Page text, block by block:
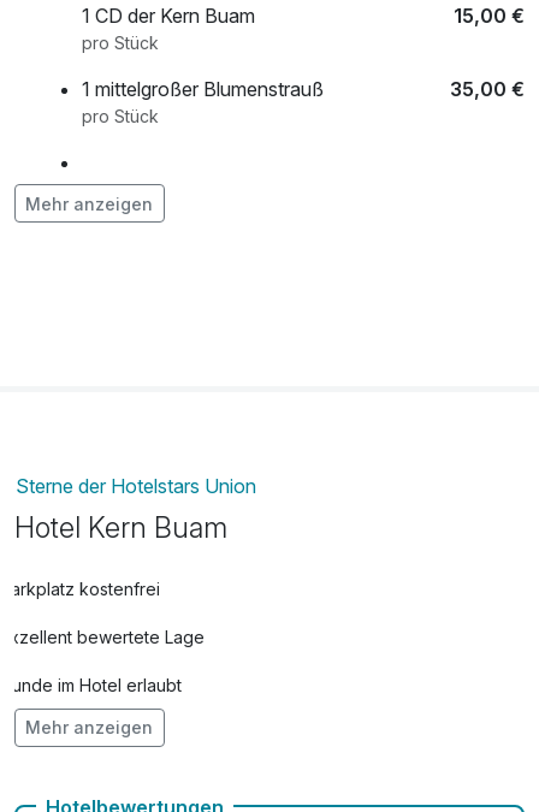
1 CD der Kern Buam 15,00 €
pro Stück
1 mittelgroßer Blumenstrauß 35,00 €
pro Stück
Hund
Mehr anzeigen
Sterne der Hotelstars Union
Hotel Kern Buam
Parkplatz kostenfrei
Exzellent bewertete Lage
Hunde im Hotel erlaubt
Kostenloses W-LAN
Mehr anzeigen
Hotelbewertungen